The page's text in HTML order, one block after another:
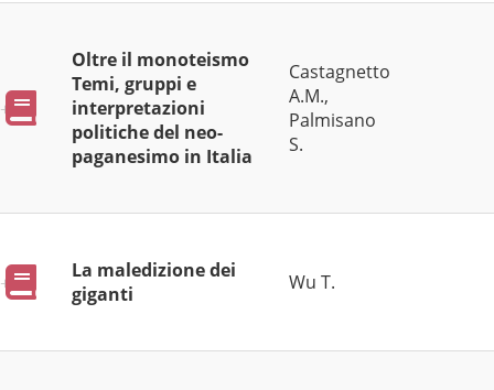
Pubblicazioni
Oltre il monoteismo
Temi, gruppi e
interpretazioni
politiche del neo-
paganesimo in Italia
Castagnetto
A.M.,
Palmisano
S.
Pubblicazioni
La maledizione dei
giganti
Wu T.